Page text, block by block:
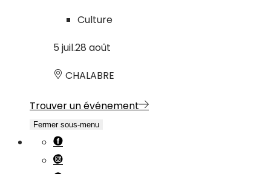
Culture
5 juil.28 août
CHALABRE
Trouver un événement
Fermer sous-menu